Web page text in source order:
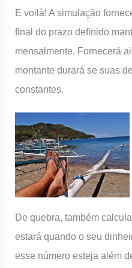
E voilà! A simulação
final do prazo definido
mensalmente. Fornecerá
montante durará se suas
constantes.
De quebra, também
estará quando o seu
esse número esteja além